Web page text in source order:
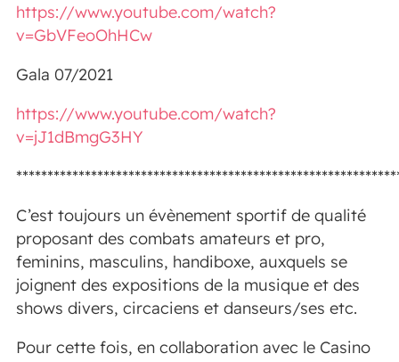
https://www.youtube.com/watch?
v=GbVFeoOhHCw
Gala 07/2021
https://www.youtube.com/watch?
v=jJ1dBmgG3HY
C’est toujours un évènement sportif de qualité
proposant des combats amateurs et pro,
feminins, masculins, handiboxe, auxquels se
joignent des expositions de la musique et des
shows divers, circaciens et danseurs/ses etc.
Pour cette fois, en collaboration avec le Casino